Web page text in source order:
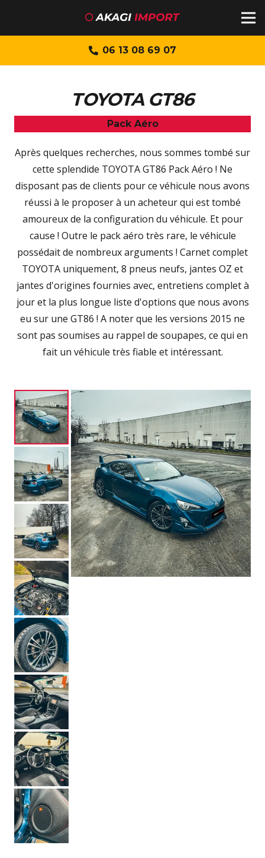
06 13 08 69 07
TOYOTA GT86
Pack Aéro
Après quelques recherches, nous sommes tombé sur
cette splendide TOYOTA GT86 Pack Aéro ! Ne
disposant pas de clients pour ce véhicule nous avons
réussi à le proposer à un acheteur qui est tombé
amoureux de la configuration du véhicule. Et pour
cause ! Outre le pack aéro très rare, le véhicule
possédait de nombreux arguments ! Carnet complet
TOYOTA uniquement, 8 pneus neufs, jantes OZ et
jantes d'origines fournies avec, entretiens complet à
jour et la plus longue liste d'options que nous avons
eu sur une GT86 ! A noter que les versions 2015 ne
sont pas soumises au rappel de soupapes, ce qui en
fait un véhicule très fiable et intéressant.